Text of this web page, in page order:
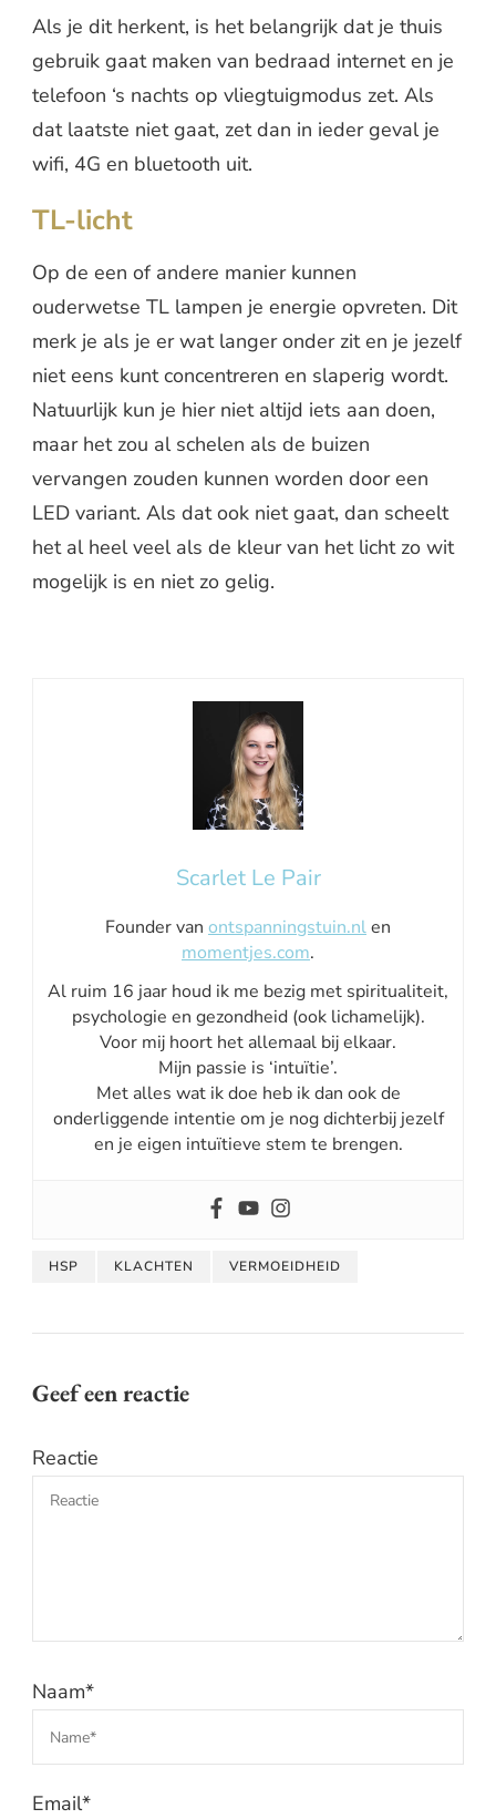
Als je dit herkent, is het belangrijk dat je thuis
gebruik gaat maken van bedraad internet en je
telefoon ‘s nachts op vliegtuigmodus zet. Als
dat laatste niet gaat, zet dan in ieder geval je
wifi, 4G en bluetooth uit.
TL-licht
Op de een of andere manier kunnen
ouderwetse TL lampen je energie opvreten. Dit
merk je als je er wat langer onder zit en je jezelf
niet eens kunt concentreren en slaperig wordt.
Natuurlijk kun je hier niet altijd iets aan doen,
maar het zou al schelen als de buizen
vervangen zouden kunnen worden door een
LED variant. Als dat ook niet gaat, dan scheelt
het al heel veel als de kleur van het licht zo wit
mogelijk is en niet zo gelig.
Scarlet Le Pair
Founder van ontspanningstuin.nlen
momentjes.com.
Al ruim 16 jaar houd ik me bezig met spiritualiteit,
psychologie en gezondheid (ook lichamelijk).
Voor mij hoort het allemaal bij elkaar.
Mijn passie is ‘intuïtie’.
Met alles wat ik doe heb ik dan ook de
onderliggende intentie om je nog dichterbij jezelf
en je eigen intuïtieve stem te brengen.
HSP KLACHTEN VERMOEIDHEID
Geef een reactie
Reactie
Naam*
Email*